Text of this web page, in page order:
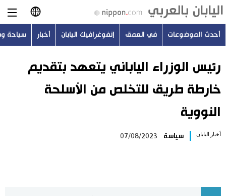
日本語
English
简体字
أحدث الموضوعات
أحدث الموضوعات في العمق إنفوغرافيك اليابان أخبار سياحة
رئيس الوزراء الياباني يتعهد بتقديم
خارطة طريق للتخلص من الأسلحة
النووية
أخبار اليابان سياسة 07/08/2023